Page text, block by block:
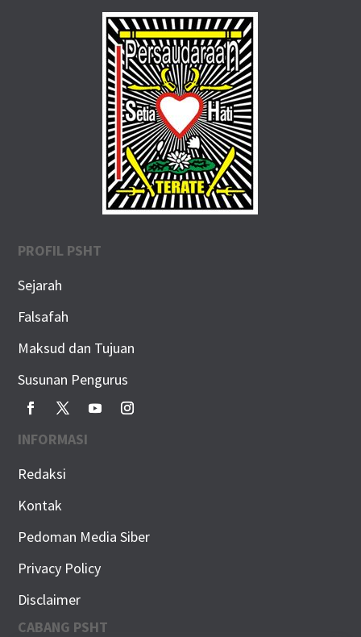
PROFIL PSHT
Sejarah
Falsafah
Maksud dan Tujuan
Susunan Pengurus
INFORMASI
Redaksi
Kontak
Pedoman Media Siber
Privacy Policy
Disclaimer
CABANG PSHT